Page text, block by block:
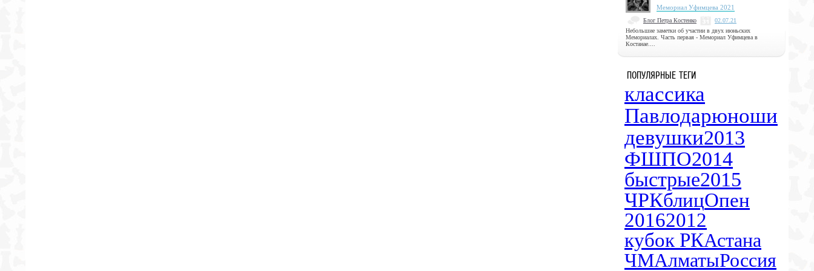
Мемориал Уфимцева 2021
Блог Петра Костенко
02.07.21
Небольшие заметки об участии в двух июньских
Мемориалах. Часть первая - Мемориал Уфимцева в
Костанае....
ПОПУЛЯРНЫЕ ТЕГИ
классика
Павлодарюноши
девушки2013
ФШПО2014
быстрые2015
ЧРКблицОпен
20162012
кубок РКАстана
ЧМАлматыРоссия